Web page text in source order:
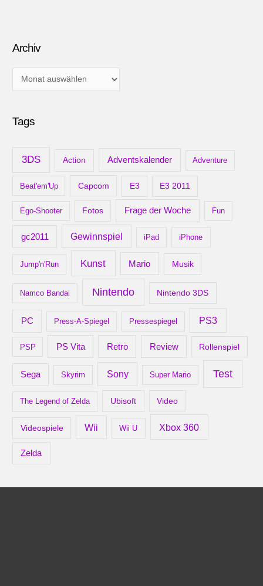
Archiv
r
Tags
3DS Action Adventskalender Adventure
Beat'em'Up Capcom E3 E3 2011
Ego-Shooter Fotos Frage der Woche Fun
gc2011 Gewinnspiel iPad iPhone
Jump'n'Run Kunst Mario Musik
Namco Bandai Nintendo Nintendo 3DS
PC Press-A-Spiegel Pressespiegel PS3
PSP PS Vita Retro Review Rollenspiel
Sega Skyrim Sony Super Mario Test
The Legend of Zelda Ubisoft Video
Videospiele Wii Wii U Xbox 360
Zelda